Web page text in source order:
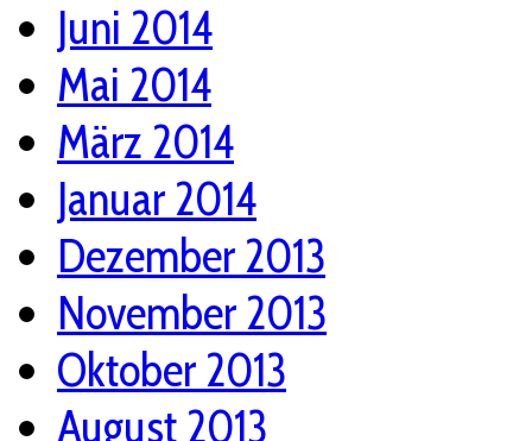
Juni 2014
Mai 2014
März 2014
Januar 2014
Dezember 2013
November 2013
Oktober 2013
August 2013